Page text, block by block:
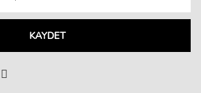
KAYDET